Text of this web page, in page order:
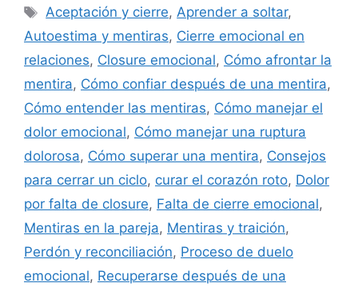
Etiquetas
Aceptación y cierre,Aprender a soltar,
Autoestima y mentiras, Cierre emocional en
relaciones, Closure emocional, Cómo afrontar la
mentira, Cómo confiar después de una mentira,
Cómo entender las mentiras, Cómo manejar el
dolor emocional, Cómo manejar una ruptura
dolorosa, Cómo superar una mentira, Consejos
para cerrar un ciclo, curar el corazón roto, Dolor
por falta de closure, Falta de cierre emocional,
Mentiras en la pareja, Mentiras y traición,
Perdón y reconciliación, Proceso de duelo
emocional, Recuperarse después de una